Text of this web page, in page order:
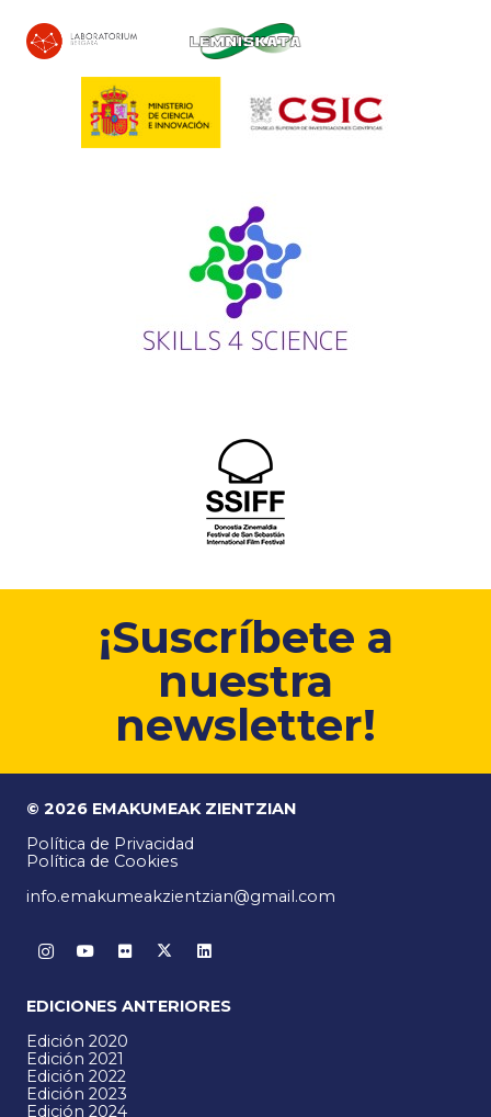
¡Suscríbete a
nuestra
newsletter!
© 2026 EMAKUMEAK ZIENTZIAN
Política de Privacidad
Política de Cookies
info.emakumeakzientzian@gmail.com
EDICIONES ANTERIORES
Edición 2020
Edición 2021
Edición 2022
Edición 2023
Edición 2024